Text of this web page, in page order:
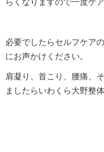
必要でしたらセルフケア
にお声かけください。
肩凝り、首こり、腰痛、
ましたらいわくら大野整